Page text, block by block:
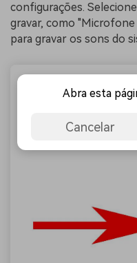
configurações.
gravar, como
para gravar os sons do
Abra esta
Cancelar